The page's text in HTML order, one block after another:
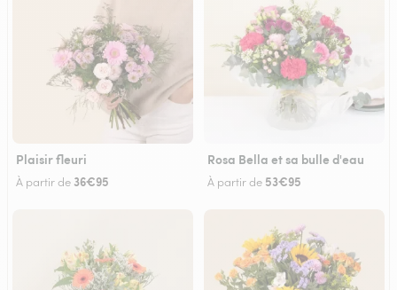
Plaisir fleuri
À partir de 36€95
Rosa Bella et sa bulle d'eau
À partir de 53€95